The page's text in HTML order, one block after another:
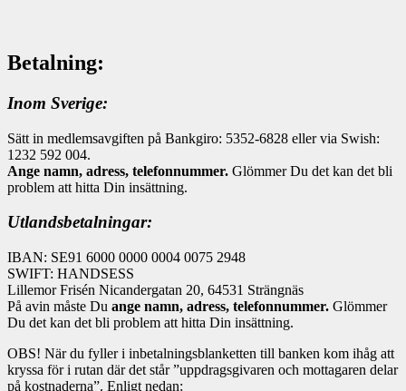
Betalning:
Inom Sverige:
Sätt in medlemsavgiften på Bankgiro: 5352-6828 eller via Swish:
1232 592 004.
Ange namn, adress, telefonnummer. Glömmer Du det kan det bli
problem att hitta Din insättning.
Utlandsbetalningar:
IBAN: SE91 6000 0000 0004 0075 2948
SWIFT: HANDSESS
Lillemor Frisén Nicandergatan 20, 64531 Strängnäs
På avin måste Du ange namn, adress, telefonnummer. Glömmer
Du det kan det bli problem att hitta Din insättning.
OBS! När du fyller i inbetalningsblanketten till banken kom ihåg att
kryssa för i rutan där det står ”uppdragsgivaren och mottagaren delar
på kostnaderna”. Enligt nedan: